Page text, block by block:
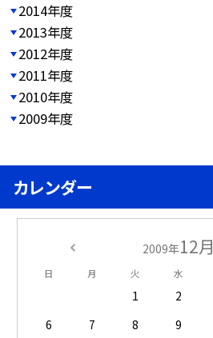
2014年度
2013年度
2012年度
2011年度
2010年度
2009年度
カレンダー
2009年12月
日 月 火 水
1 2
6
7 8 9